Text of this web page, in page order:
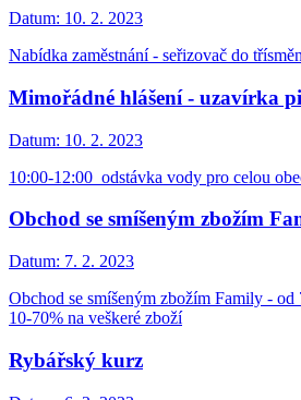
Datum: 10. 2. 2023
Nabídka zaměstnání - seřizovač do
Mimořádné hlášení - uzavírka
Datum: 10. 2. 2023
10:00-12:00 odstávka vody pro celou
Obchod se smíšeným zbožím
Datum: 7. 2. 2023
Obchod se smíšeným zbožím Family - od
10-70% na veškeré zboží
Rybářský kurz